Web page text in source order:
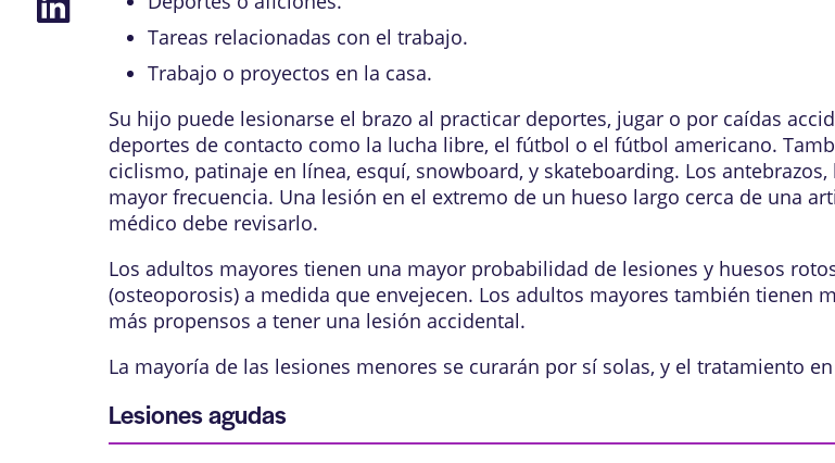
Tareas relacionadas con el trabajo.
Trabajo o proyectos en la casa.
Su hijo puede lesionarse el brazo al practicar deportes, jugar o por caídas
deportes de contacto como la lucha libre, el fútbol o el fútbol americano.
ciclismo, patinaje en línea, esquí, snowboard, y skateboarding. Los
mayor frecuencia. Una lesión en el extremo de un hueso largo cerca de una
médico debe revisarlo.
Los adultos mayores tienen una mayor probabilidad de lesiones y huesos
(osteoporosis) a medida que envejecen. Los adultos mayores también tienen
más propensos a tener una lesión accidental.
La mayoría de las lesiones menores se curarán por sí solas, y el tratamiento
Lesiones agudas
en